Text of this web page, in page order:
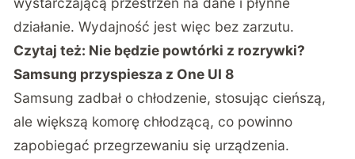
działanie. Wydajność jest więc bez zarzutu.
Czytaj też: Nie będzie powtórki z rozrywki?
Samsung przyspiesza z One UI 8
Samsung zadbał o chłodzenie, stosując cieńszą,
ale większą komorę chłodzącą, co powinno
zapobiegać przegrzewaniu się urządzenia.